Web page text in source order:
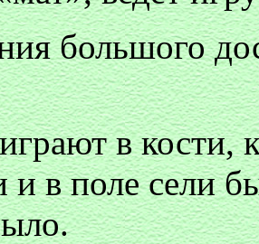
большого
в кости,
в поле сели